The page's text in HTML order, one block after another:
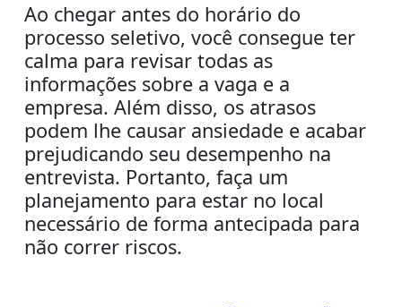
Ao chegar antes do horário do
processo seletivo, você consegue ter
calma para revisar todas as
informações sobre a vaga e a
empresa. Além disso, os atrasos
podem lhe causar ansiedade e acabar
prejudicando seu desempenho na
entrevista. Portanto, faça um
planejamento para estar no local
necessário de forma antecipada para
não correr riscos.